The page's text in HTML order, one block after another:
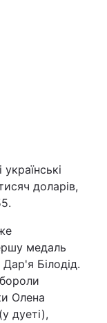
доларів,
медаль
Білодід.
Олена
дуеті),